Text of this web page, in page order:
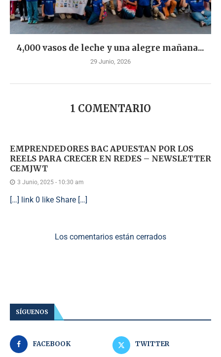
4,000 vasos de leche y una alegre mañana...
29 Junio, 2026
1 COMENTARIO
EMPRENDEDORES BAC APUESTAN POR LOS
REELS PARA CRECER EN REDES – NEWSLETTER
CEMJWT
3 Junio, 2025 - 10:30 am
[…] link 0 like Share […]
Los comentarios están cerrados
SÍGUENOS
FACEBOOK TWITTER